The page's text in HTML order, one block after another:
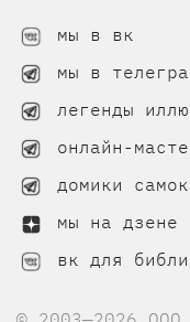
мы в вк
мы в
легенды
онлайн-
домики
мы на дзене
вк для